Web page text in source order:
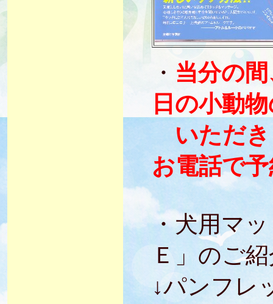
・ 当分の
日の小動
いただき
お電話で
・犬用マ
Ｅ」のご
↓パンフレ